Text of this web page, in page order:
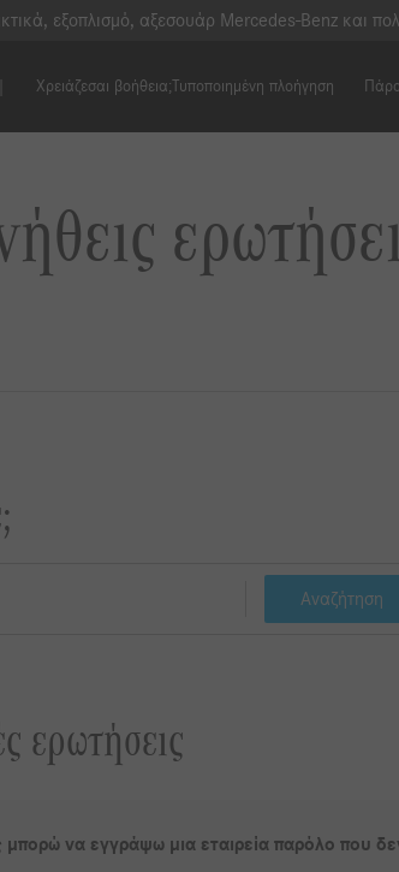
εξοπλισμό, αξεσουάρ Mercedes-Benz και
Χρειάζεσαι βοήθεια;Τυποποιημένη πλοήγηση
Αναζήτηση
ερωτήσεις
μπορώ να εγγράψω μια εταιρεία παρόλο που